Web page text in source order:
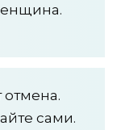
отмена.
сами.